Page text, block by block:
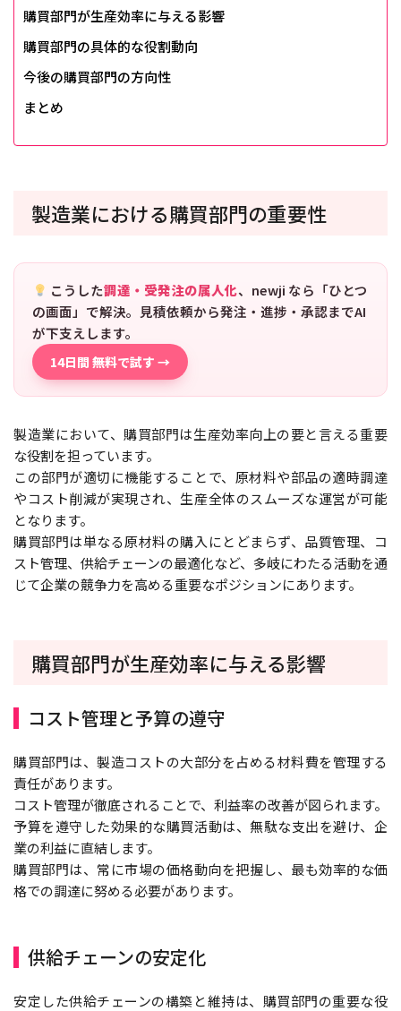
購買部門が生産効率に与える影響
購買部門の具体的な役割動向
今後の購買部門の方向性
まとめ
製造業における購買部門の重要性
こうした調達・受発注の属人化、newji なら「ひとつ
の画面」で解決。見積依頼から発注・進捗・承認までAI
が下支えします。
14日間 無料で試す →
製造業において、購買部門は生産効率向上の要と言える重要
な役割を担っています。
この部門が適切に機能することで、原材料や部品の適時調達
やコスト削減が実現され、生産全体のスムーズな運営が可能
となります。
購買部門は単なる原材料の購入にとどまらず、品質管理、コ
スト管理、供給チェーンの最適化など、多岐にわたる活動を通
じて企業の競争力を高める重要なポジションにあります。
購買部門が生産効率に与える影響
コスト管理と予算の遵守
購買部門は、製造コストの大部分を占める材料費を管理する
責任があります。
コスト管理が徹底されることで、利益率の改善が図られます。
予算を遵守した効果的な購買活動は、無駄な支出を避け、企
業の利益に直結します。
購買部門は、常に市場の価格動向を把握し、最も効率的な価
格での調達に努める必要があります。
供給チェーンの安定化
安定した供給チェーンの構築と維持は、購買部門の重要な役